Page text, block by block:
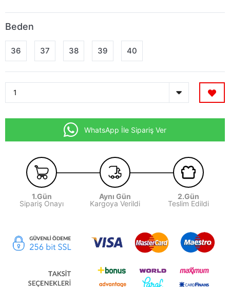
Beden
36 37 38 39 40
WhatsApp İle Sipariş Ver
1.Gün
Sipariş Onayı
Aynı Gün
Kargoya Verildi
2.Gün
Teslim Edildi